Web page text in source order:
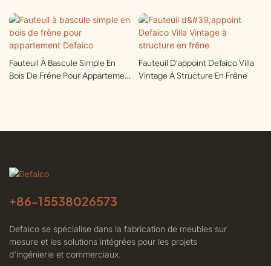
Fauteuil À Bascule Simple En
Bois De Frêne Pour Appartement
Fauteuil D'appoint Defaico Villa
Vintage À Structure En Frêne
+86-15538026573
Defaico se spécialise dans la fabrication de meubles sur
mesure et les solutions intégrées pour les projets
d'ingénierie et commerciaux.